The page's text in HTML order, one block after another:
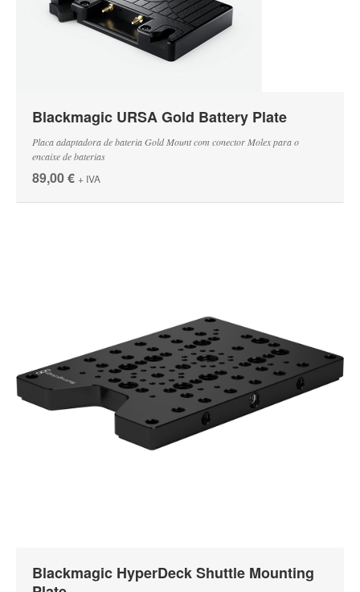
Blackmagic URSA Gold Battery Plate
Placa adaptadora de bateria Gold Mount com conector Molex para o
encaixe de baterias
89,00 € + IVA
Blackmagic HyperDeck Shuttle Mounting